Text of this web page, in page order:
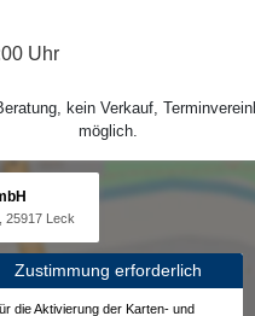
Uhr
kein Verkauf,
möglich.
25917 Leck
Zustimmung erforderlich
die Aktivierung der Karten- und